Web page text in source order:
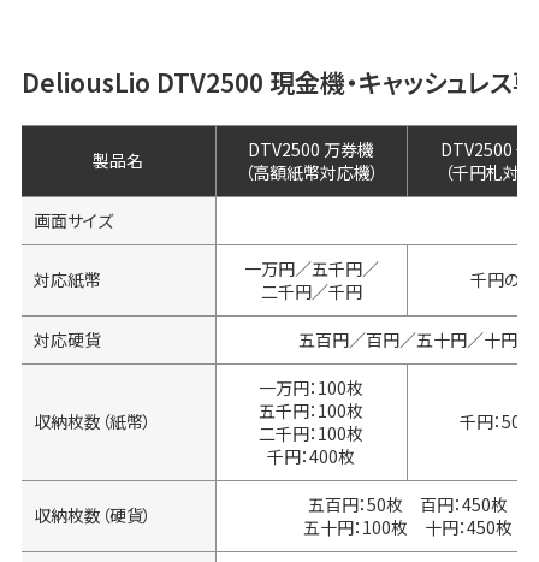
DeliousLio DTV2500 現金機・キャッシュレ
製品名
DTV2500 万券機
（高額紙幣対応機）
DTV2500 千
（千円札対応
画面サイズ
対応紙幣
一万円／五千円／
二千円／千円
千円のみ
対応硬貨 五百円／百円／五十円／十円
収納枚数（紙幣）
一万円：100枚
五千円：100枚
二千円：100枚
千円：400枚
千円：500
収納枚数（硬貨）
五百円：50枚 百円：450枚
五十円：100枚 十円：450枚